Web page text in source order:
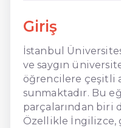
Giriş
İstanbul
ve saygın
öğrencilere çeşitli
sunmaktadır. Bu
parçalarından biri
Özellikle İngilizce,